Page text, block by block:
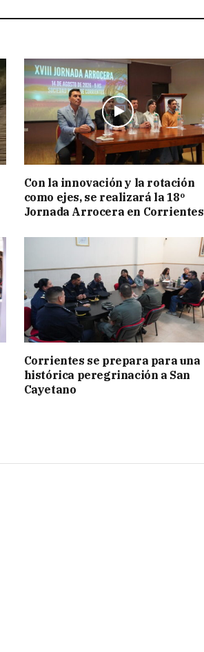
Con la innovación y la rotación
como ejes, se realizará la 18º
Jornada Arrocera en Corrientes
Corrientes se prepara para una
histórica peregrinación a San
Cayetano